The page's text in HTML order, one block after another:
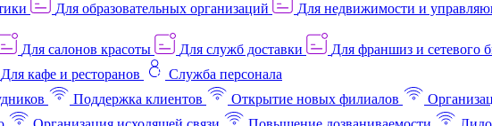
Для образовательных организаций Для недвижимости и
Для салонов красоты Для служб доставки Для франшиз и сетевого
Для кафе и ресторанов
Служба персонала
Поддержка клиентов Открытие новых филиалов